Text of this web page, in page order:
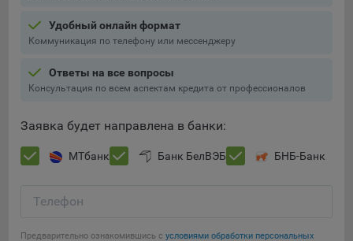
Технические/Функциональные, хранятся не более года;
Необходимые для функционирования веб-аналитических
(статистические), установлены на сервере Общества и не
передаются третьим лицам, часть из которых хранятся во
наиболее и наименее популярные страницы и принимать
предпочтений пользователей.
Удобный онлайн формат
Коммуникация по телефону или мессенджеру
Ответы на все вопросы
Консультация по всем аспектам кредита от профессионалов
Заявка будет направлена в банки:
МТбанк Банк БелВЭБ БНБ-Банк
Телефон
Предварительно ознакомившись с условиями обработки персональных